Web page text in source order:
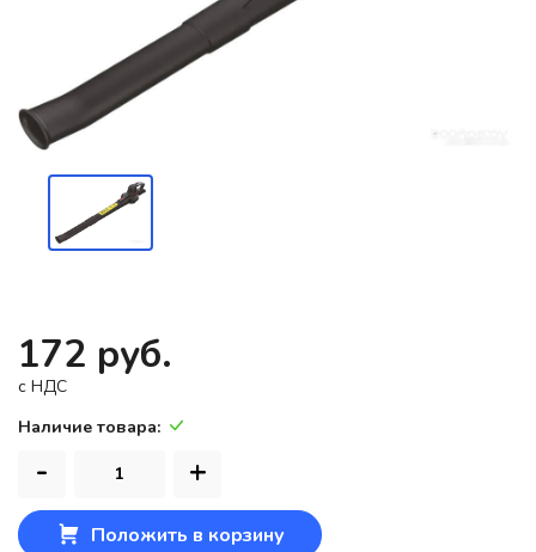
172 руб.
c НДС
Наличие товара:
- +
Положить в корзину